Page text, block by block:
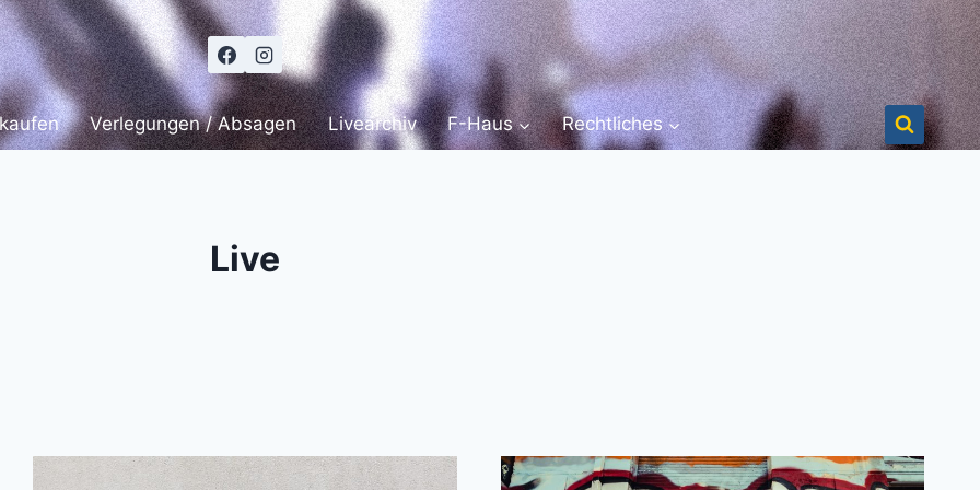
Verlegungen / Absagen Livearchiv F-Haus Rechtliches
Live